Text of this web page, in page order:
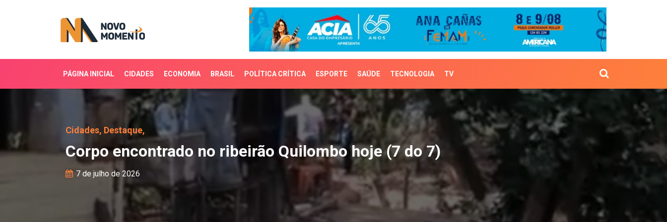
PÁGINA INICIAL CIDADES ECONOMIA BRASIL POLÍTICA CRÍTICA ESPORTE SAÚDE TECNOLOGIA TV
Corpo encontrado no ribeirão Quilombo hoje (7 do 7)
Cidades, Destaque,
Corpo encontrado no ribeirão Quilombo hoje (7 do 7)
7 de julho de 2026